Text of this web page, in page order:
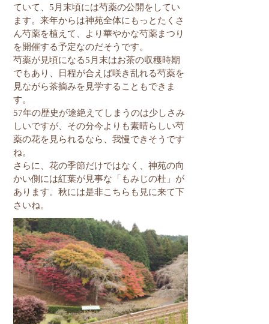
ていて、 5 月末頃には芍薬の公開をしてい
ます。来年からは神苑全体にもっとたくさ
ん芍薬を植えて、より華やかな芍薬まつり
を開催する予定なのだそうです。
芍薬が見頃になる5 月末はお茶の収穫時期
でもあり、日程が合えば咲き乱れる芍薬を
見ながら茶摘みを見学することもできま
す。
57年の歴史が途絶えてしまうのは少しさみ
しいですが、その分今よりも素晴らしい芍
薬の花を見られるなら、我慢できそうです
ね。
さらに、花の季節だけではなく、神苑の向
かい側には紅葉が見事な「もみじの杜」が
あります。秋には是非こちらも見に来て下
さいね。